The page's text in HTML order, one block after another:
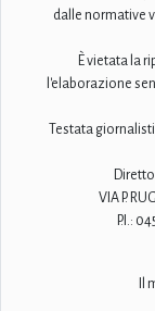
dalle normative
È vietata la
l'elaborazione
Testata
VIA P.
P.I.:
Il